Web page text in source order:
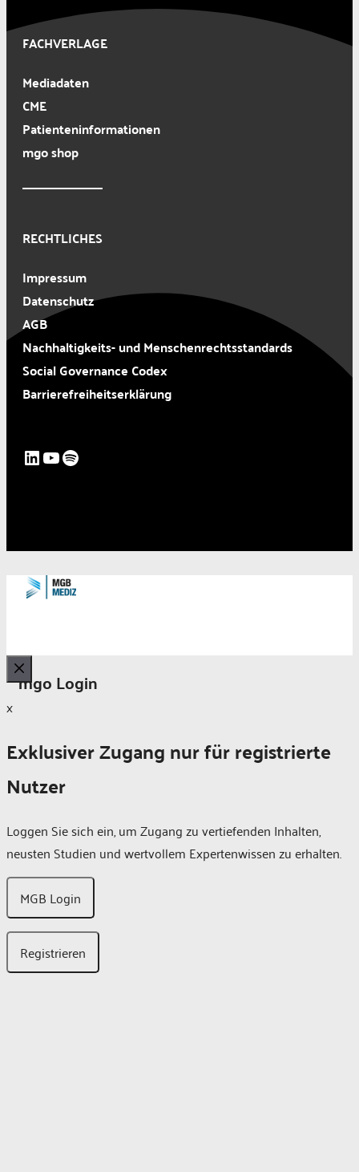
FACHVERLAGE
Mediadaten
CME
Patienteninformationen
mgo shop
RECHTLICHES
Impressum
Datenschutz
AGB
Nachhaltigkeits- und Menschenrechtsstandards
Social Governance Codex
Barrierefreiheitserklärung
LinkedIn
YouTube
Spotify
mgo Login
Schließen
x
Exklusiver Zugang nur für registrierte
Nutzer
Loggen Sie sich ein, um Zugang zu vertiefenden Inhalten,
neusten Studien und wertvollem Expertenwissen zu erhalten.
MGB Login
Registrieren